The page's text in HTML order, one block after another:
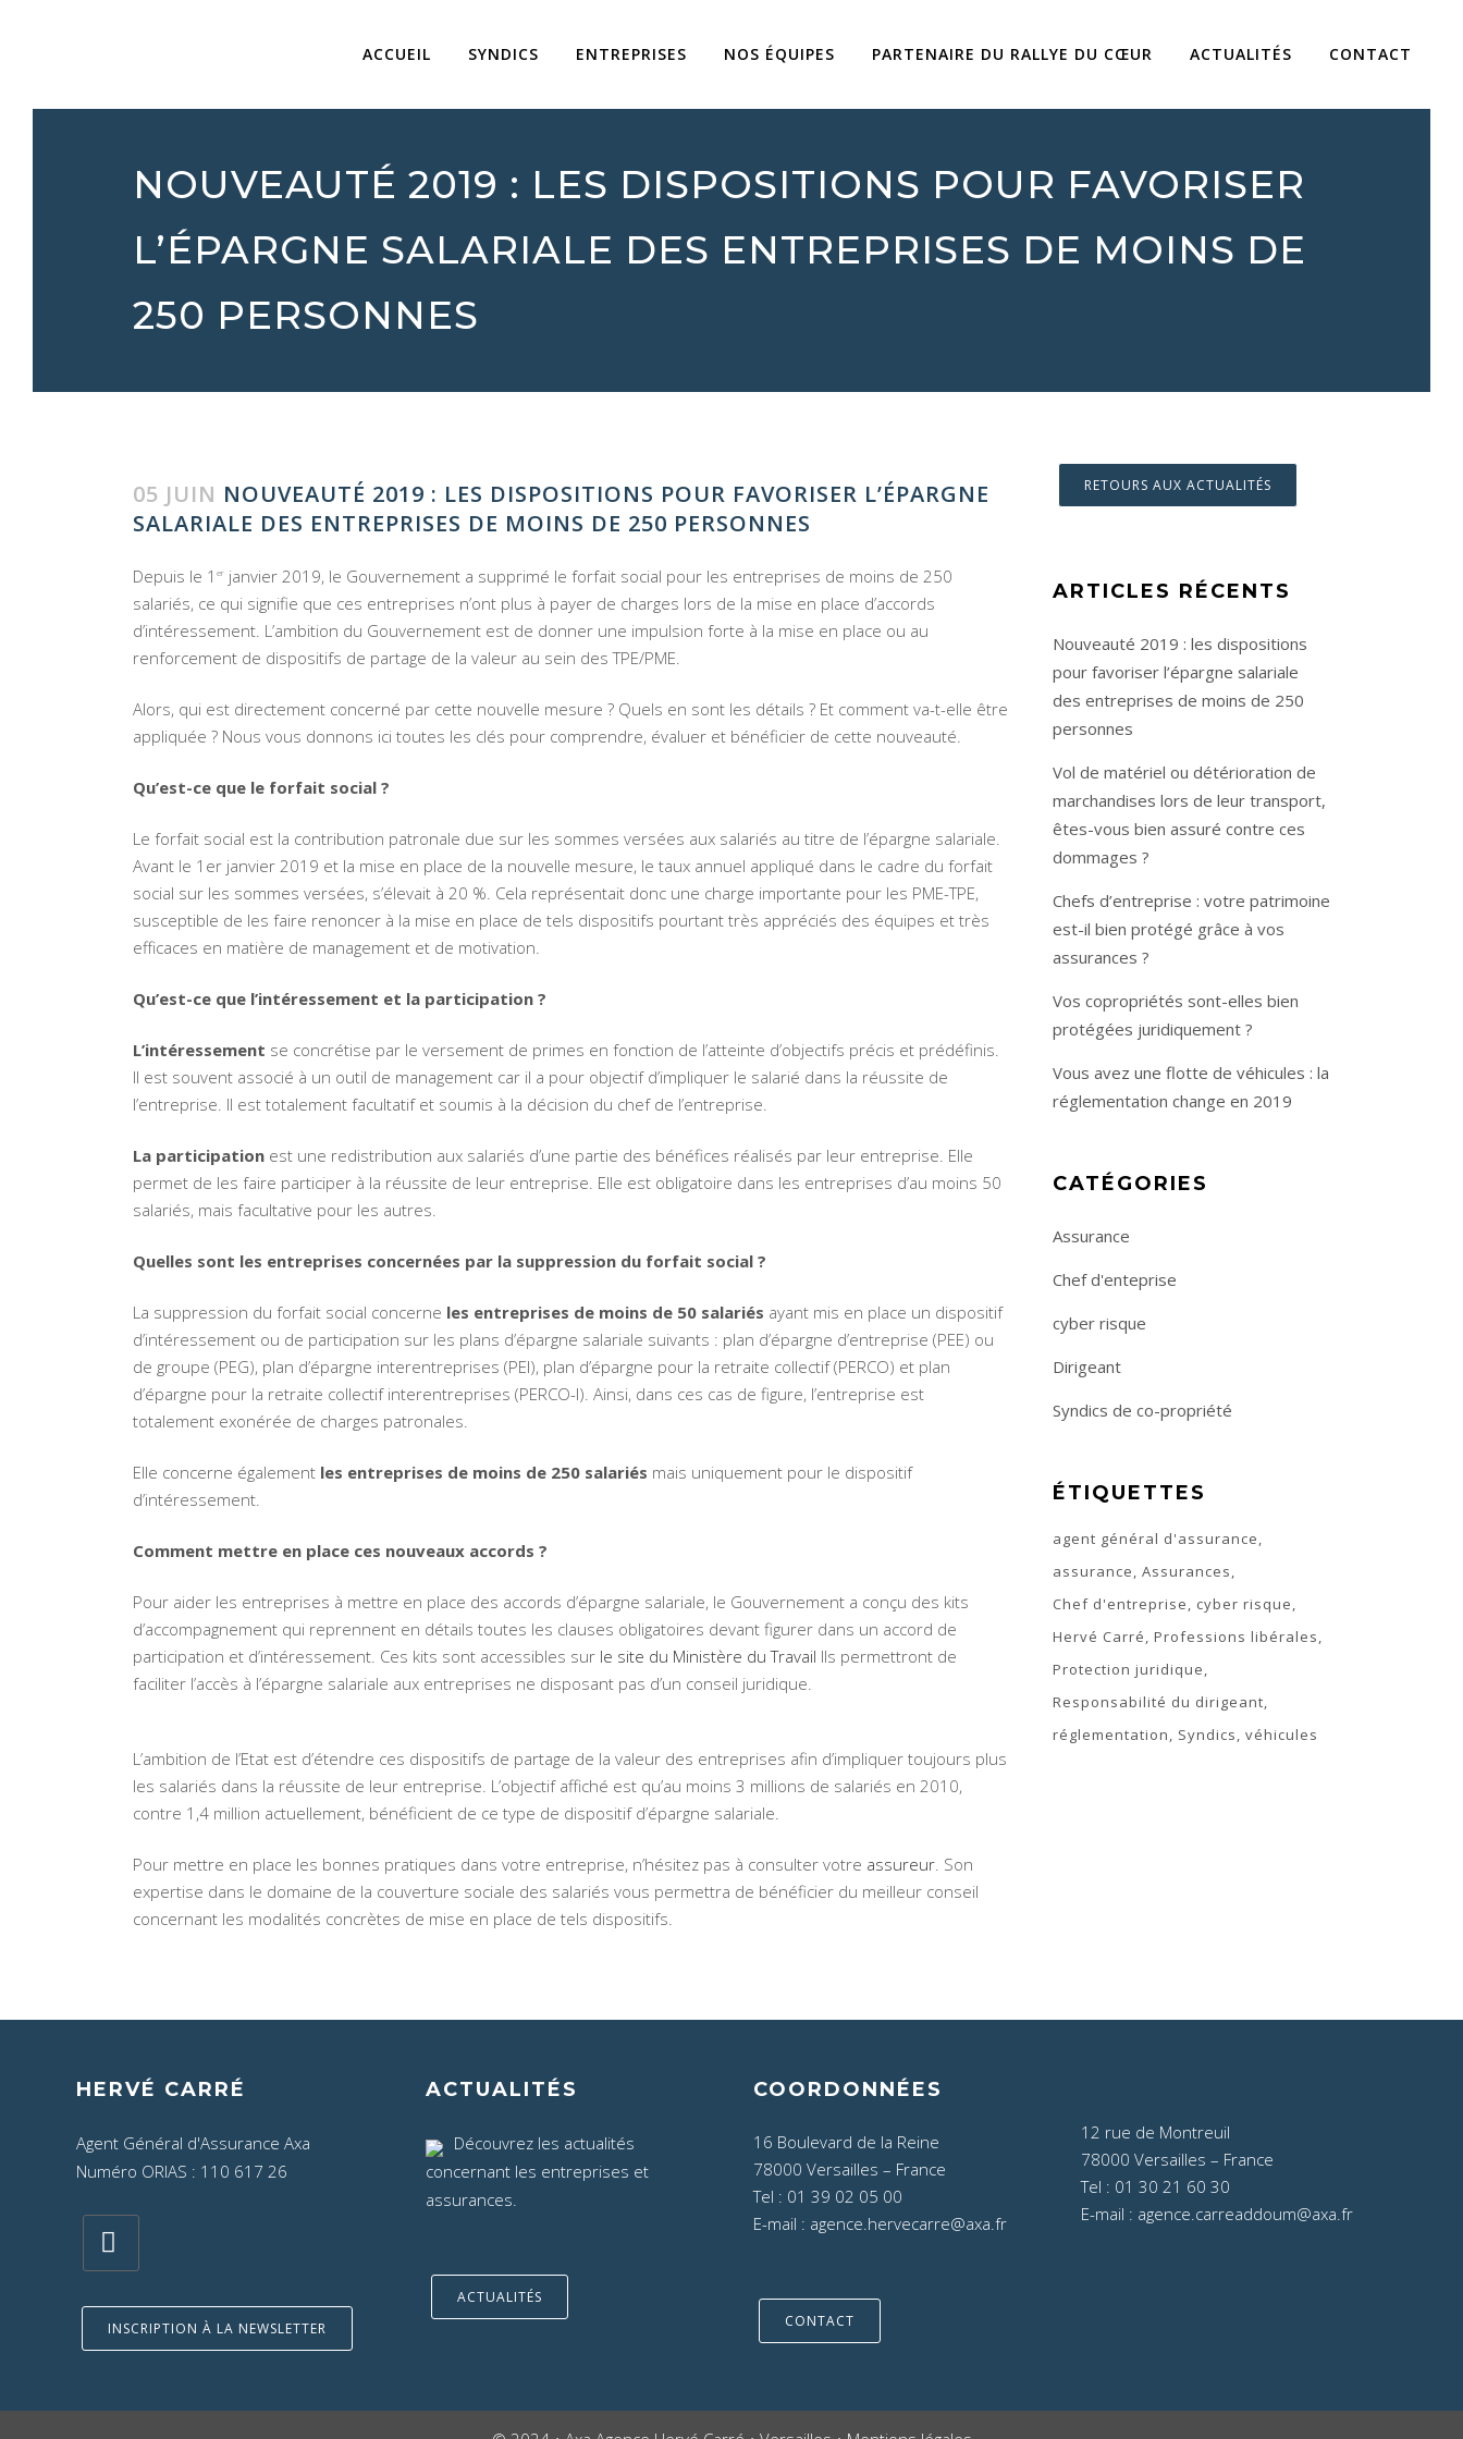
ACCUEIL SYNDICS ENTREPRISES NOS ÉQUIPES PARTENAIRE DU RALLYE DU CŒUR ACTUALITÉS CONTACT
NOUVEAUTÉ 2019 : LES DISPOSITIONS POUR FAVORISER
L’ÉPARGNE SALARIALE DES ENTREPRISES DE MOINS DE
250 PERSONNES
05 JUIN NOUVEAUTÉ 2019 : LES DISPOSITIONS POUR FAVORISER L’ÉPARGNE
SALARIALE DES ENTREPRISES DE MOINS DE 250 PERSONNES
Depuis le 1 er janvier 2019, le Gouvernement a supprimé le forfait social pour les entreprises de moins de 250
salariés, ce qui signifie que ces entreprises n’ont plus à payer de charges lors de la mise en place d’accords
d’intéressement. L’ambition du Gouvernement est de donner une impulsion forte à la mise en place ou au
renforcement de dispositifs de partage de la valeur au sein des TPE/PME.
Alors, qui est directement concerné par cette nouvelle mesure ? Quels en sont les détails ? Et comment va-t-elle être
appliquée ? Nous vous donnons ici toutes les clés pour comprendre, évaluer et bénéficier de cette nouveauté.
Qu’est-ce que le forfait social ?
Le forfait social est la contribution patronale due sur les sommes versées aux salariés au titre de l’épargne salariale.
Avant le 1er janvier 2019 et la mise en place de la nouvelle mesure, le taux annuel appliqué dans le cadre du forfait
social sur les sommes versées, s’élevait à 20 %. Cela représentait donc une charge importante pour les PME-TPE,
susceptible de les faire renoncer à la mise en place de tels dispositifs pourtant très appréciés des équipes et très
efficaces en matière de management et de motivation.
Qu’est-ce que l’intéressement et la participation ?
L’intéressement se concrétise par le versement de primes en fonction de l’atteinte d’objectifs précis et prédéfinis.
Il est souvent associé à un outil de management car il a pour objectif d’impliquer le salarié dans la réussite de
l’entreprise. Il est totalement facultatif et soumis à la décision du chef de l’entreprise.
La participation est une redistribution aux salariés d’une partie des bénéfices réalisés par leur entreprise. Elle
permet de les faire participer à la réussite de leur entreprise. Elle est obligatoire dans les entreprises d’au moins 50
salariés, mais facultative pour les autres.
Quelles sont les entreprises concernées par la suppression du forfait social ?
La suppression du forfait social concerne les entreprises de moins de 50 salariés ayant mis en place un dispositif
d’intéressement ou de participation sur les plans d’épargne salariale suivants : plan d’épargne d’entreprise (PEE) ou
de groupe (PEG), plan d’épargne interentreprises (PEI), plan d’épargne pour la retraite collectif (PERCO) et plan
d’épargne pour la retraite collectif interentreprises (PERCO-I). Ainsi, dans ces cas de figure, l’entreprise est
totalement exonérée de charges patronales.
Elle concerne également les entreprises de moins de 250 salariés mais uniquement pour le dispositif
d’intéressement.
Comment mettre en place ces nouveaux accords ?
Pour aider les entreprises à mettre en place des accords d’épargne salariale, le Gouvernement a conçu des kits
d’accompagnement qui reprennent en détails toutes les clauses obligatoires devant figurer dans un accord de
participation et d’intéressement. Ces kits sont accessibles sur le site du Ministère du Travail Ils permettront de
faciliter l’accès à l’épargne salariale aux entreprises ne disposant pas d’un conseil juridique.
L’ambition de l’Etat est d’étendre ces dispositifs de partage de la valeur des entreprises afin d’impliquer toujours plus
les salariés dans la réussite de leur entreprise. L’objectif affiché est qu’au moins 3 millions de salariés en 2010,
contre 1,4 million actuellement, bénéficient de ce type de dispositif d’épargne salariale.
Pour mettre en place les bonnes pratiques dans votre entreprise, n’hésitez pas à consulter votre assureur. Son
expertise dans le domaine de la couverture sociale des salariés vous permettra de bénéficier du meilleur conseil
concernant les modalités concrètes de mise en place de tels dispositifs.
RETOURS AUX ACTUALITÉS
ARTICLES RÉCENTS
Nouveauté 2019 : les dispositions
pour favoriser l’épargne salariale
des entreprises de moins de 250
personnes
Vol de matériel ou détérioration de
marchandises lors de leur transport,
êtes-vous bien assuré contre ces
dommages ?
Chefs d’entreprise : votre patrimoine
est-il bien protégé grâce à vos
assurances ?
Vos copropriétés sont-elles bien
protégées juridiquement ?
Vous avez une flotte de véhicules : la
réglementation change en 2019
CATÉGORIES
Assurance
Chef d'enteprise
cyber risque
Dirigeant
Syndics de co-propriété
ÉTIQUETTES
agent général d'assurance
assurance Assurances
Chef d'entreprise
cyber risque
Hervé Carré Professions libérales
Protection juridique
Responsabilité du dirigeant
réglementation
Syndics véhicules
HERVÉ CARRÉ
Agent Général d'Assurance Axa
Numéro ORIAS : 110 617 26
INSCRIPTION À LA NEWSLETTER
ACTUALITÉS
Découvrez les actualités
concernant les entreprises et
assurances.
ACTUALITÉS
COORDONNÉES
16 Boulevard de la Reine
78000 Versailles – France
Tel : 01 39 02 05 00
E-mail : agence.hervecarre@axa.fr
CONTACT
12 rue de Montreuil
78000 Versailles – France
Tel : 01 30 21 60 30
E-mail : agence.carreaddoum@axa.fr